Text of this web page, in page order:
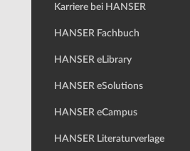
Karriere bei HANSER
HANSER Fachbuch
HANSER eLibrary
HANSER eSolutions
HANSER eCampus
HANSER Literaturverlage